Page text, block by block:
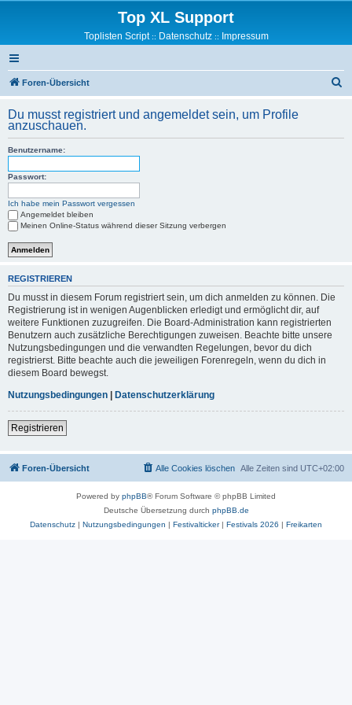
Top XL Support
Toplisten Script:: Datenschutz:: Impressum
Foren-Übersicht
h
Du musst registriert und angemeldet sein, um Profile
anzuschauen.
Benutzername:
Passwort:
Ich habe mein Passwort vergessen
Angemeldet bleiben
Meinen Online-Status während dieser Sitzung verbergen
REGISTRIEREN
Du musst in diesem Forum registriert sein, um dich anmelden zu können. Die
Registrierung ist in wenigen Augenblicken erledigt und ermöglicht dir, auf
weitere Funktionen zuzugreifen. Die Board-Administration kann registrierten
Benutzern auch zusätzliche Berechtigungen zuweisen. Beachte bitte unsere
Nutzungsbedingungen und die verwandten Regelungen, bevor du dich
registrierst. Bitte beachte auch die jeweiligen Forenregeln, wenn du dich in
diesem Board bewegst.
Nutzungsbedingungen | Datenschutzerklärung
Registrieren
Foren-Übersicht Alle Zeiten sind UTC+02:00
Alle Cookies löschen
Powered by phpBB® Forum Software © phpBB Limited
Deutsche Übersetzung durch phpBB.de
Datenschutz | Nutzungsbedingungen | Festivalticker| Festivals 2026 | Freikarten